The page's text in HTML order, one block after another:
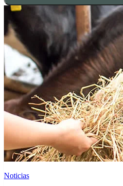
Noticias